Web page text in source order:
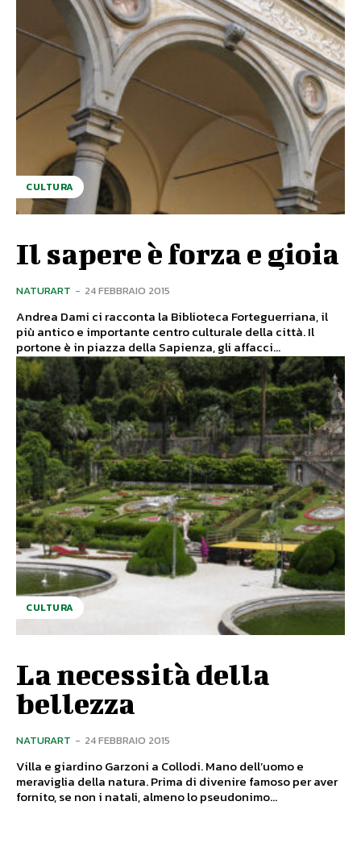
CULTURA
Il sapere è forza e gioia
NATURART - 24 FEBBRAIO 2015
Andrea Dami ci racconta la Biblioteca Forteguerriana, il
più antico e importante centro culturale della città. Il
portone è in piazza della Sapienza, gli affacci...
CULTURA
La necessità della
bellezza
NATURART - 24 FEBBRAIO 2015
Villa e giardino Garzoni a Collodi. Mano dell’uomo e
meraviglia della natura. Prima di divenire famoso per aver
fornito, se non i natali, almeno lo pseudonimo...